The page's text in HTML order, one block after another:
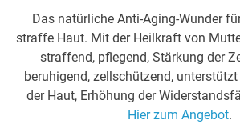
Das natürliche Anti-Aging-Wunder
straffe Haut. Mit der Heilkraft von
straffend, pflegend, Stärkung der
beruhigend, zellschützend,
der Haut, Erhöhung der
Hier zum Angebot.